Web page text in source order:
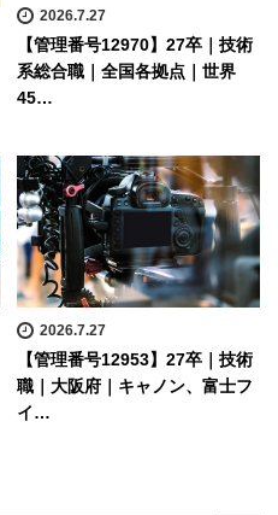
2026.7.27
【管理番号12970】27卒｜技術
系総合職｜全国各拠点｜世界
45…
2026.7.27
【管理番号12953】27卒｜技術
職｜大阪府｜キャノン、富士フ
イ…